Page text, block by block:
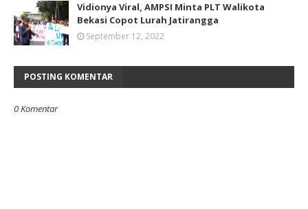
Vidionya Viral, AMPSI Minta PLT Walikota
Bekasi Copot Lurah Jatirangga
September 12, 2022
POSTING KOMENTAR
0 Komentar